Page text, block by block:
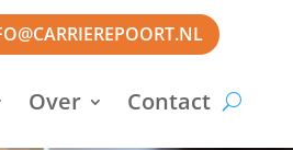
Over Contact